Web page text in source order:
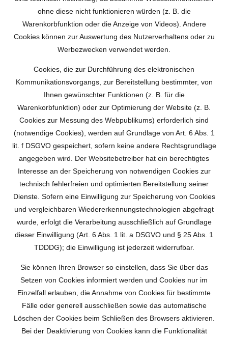
ohne diese nicht funktionieren würden (z. B. die
Warenkorbfunktion oder die Anzeige von Videos). Andere
Cookies können zur Auswertung des Nutzerverhaltens oder zu
Werbezwecken verwendet werden.
Cookies, die zur Durchführung des elektronischen
Kommunikationsvorgangs, zur Bereitstellung bestimmter, von
Ihnen gewünschter Funktionen (z. B. für die
Warenkorbfunktion) oder zur Optimierung der Website (z. B.
Cookies zur Messung des Webpublikums) erforderlich sind
(notwendige Cookies), werden auf Grundlage von Art. 6 Abs. 1
lit. f DSGVO gespeichert, sofern keine andere Rechtsgrundlage
angegeben wird. Der Websitebetreiber hat ein berechtigtes
Interesse an der Speicherung von notwendigen Cookies zur
technisch fehlerfreien und optimierten Bereitstellung seiner
Dienste. Sofern eine Einwilligung zur Speicherung von Cookies
und vergleichbaren Wiedererkennungstechnologien abgefragt
wurde, erfolgt die Verarbeitung ausschließlich auf Grundlage
dieser Einwilligung (Art. 6 Abs. 1 lit. a DSGVO und § 25 Abs. 1
TDDDG); die Einwilligung ist jederzeit widerrufbar.
Sie können Ihren Browser so einstellen, dass Sie über das
Setzen von Cookies informiert werden und Cookies nur im
Einzelfall erlauben, die Annahme von Cookies für bestimmte
Fälle oder generell ausschließen sowie das automatische
Löschen der Cookies beim Schließen des Browsers aktivieren.
Bei der Deaktivierung von Cookies kann die Funktionalität